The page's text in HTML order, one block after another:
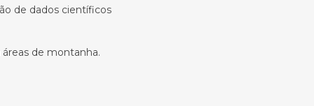
de dados científicos
de montanha.